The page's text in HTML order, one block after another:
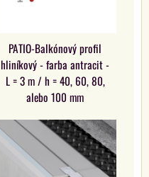
PATIO-Balkónový profil
hliníkový - farba antracit -
L = 3 m / h = 40, 60, 80,
alebo 100 mm